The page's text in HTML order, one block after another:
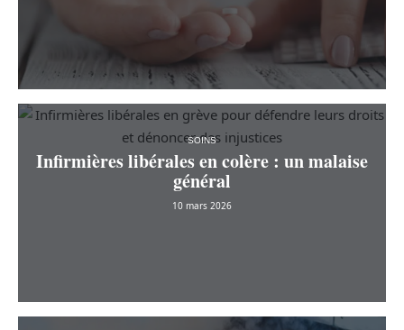
SOINS
Infirmières libérales en colère : un malaise
général
10 mars 2026